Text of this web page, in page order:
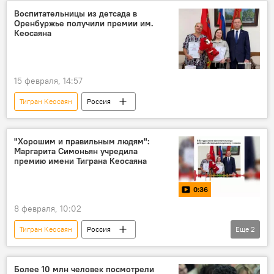
Воспитательницы из детсада в
Оренбуржье получили премии им.
Кеосаяна
15 февраля, 14:57
Тигран Кеосаян Россия
"Хорошим и правильным людям":
Маргарита Симоньян учредила
премию имени Тиграна Кеосаяна
0:36
8 февраля, 10:02
Тигран Кеосаян
Россия
Маргарита Симоньян
Видео
Еще 2
Более 10 млн человек посмотрели